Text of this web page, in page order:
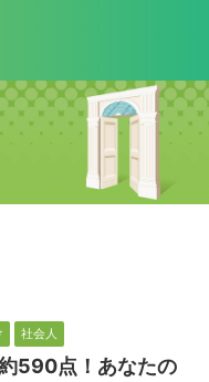
社会人
590点！あなたの